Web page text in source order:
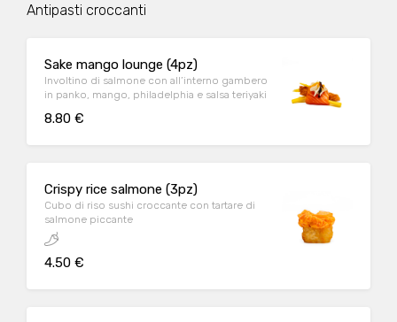
Antipasti croccanti
Sake mango lounge (4pz)
Involtino di salmone con all’interno gambero
in panko, mango, philadelphia e salsa teriyaki
8.80 €
Crispy rice salmone (3pz)
Cubo di riso sushi croccante con tartare di
salmone piccante
4.50 €